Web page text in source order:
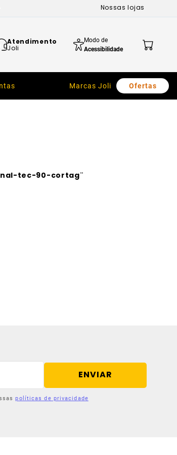
Nossas lojas
Atendimento
Joli
Modo de
Acessibilidade
Marcas Joli Ofertas
tec-90-cortag"
ENVIAR
políticas de privacidade